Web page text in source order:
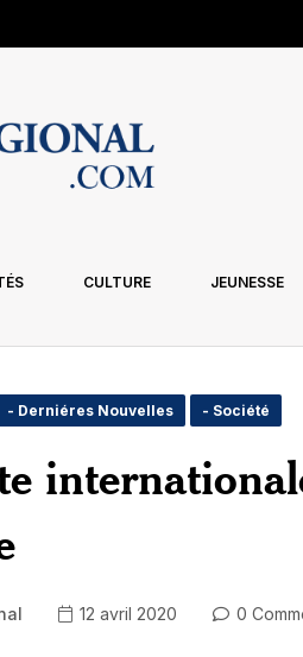
CULTURE JEUNESSE
- Derniéres Nouvelles - Société
12 avril 2020 0